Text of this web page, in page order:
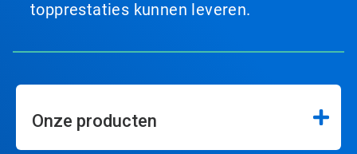
topprestaties kunnen leveren.
Onze producten